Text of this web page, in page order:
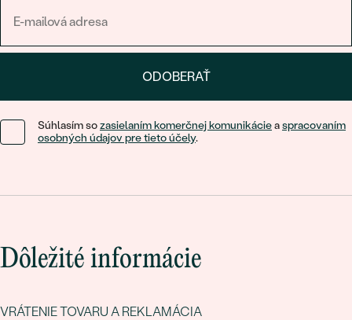
ODOBERAŤ
Súhlasím sozasielaním komerčnej komunikácieaspracovaním
osobných údajov pre tieto účely.
Dôležité informácie
VRÁTENIE TOVARU A REKLAMÁCIA